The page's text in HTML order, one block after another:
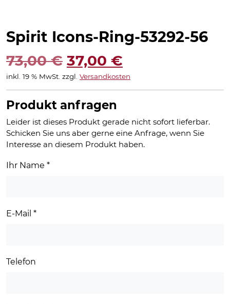
Spirit Icons-Ring-53292-56
73,00€ Ursprünglicher
Preis
war:
73,00 €
37,00 €
Preis
37,00 €.
inkl. 19 % MwSt. zzgl. Versandkosten
Produkt anfragen
Leider ist dieses Produkt gerade nicht sofort lieferbar.
Schicken Sie uns aber gerne eine Anfrage, wenn Sie
Interesse an diesem Produkt haben.
Ihr Name *
E-Mail *
Telefon